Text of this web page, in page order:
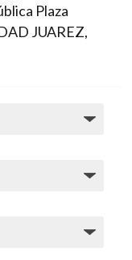
Plaza
JUAREZ,